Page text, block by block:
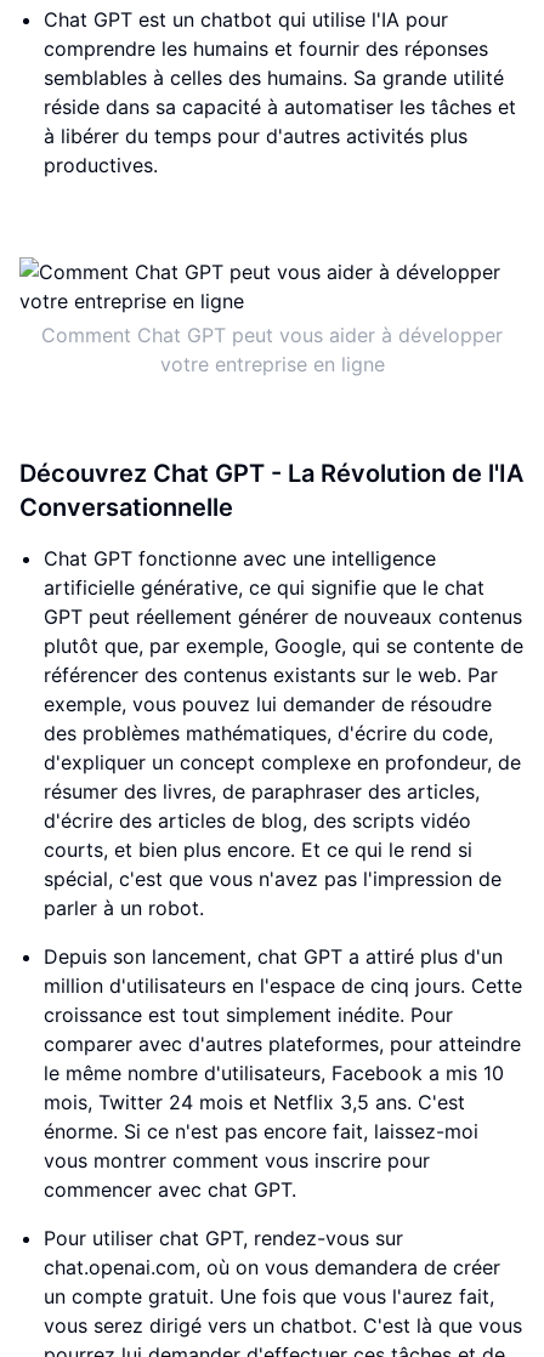
Chat GPT est un chatbot qui utilise l'IA pour
comprendre les humains et fournir des réponses
semblables à celles des humains. Sa grande utilité
réside dans sa capacité à automatiser les tâches et
à libérer du temps pour d'autres activités plus
productives.
Comment Chat GPT peut vous aider à développer
votre entreprise en ligne
Découvrez Chat GPT - La Révolution de l'IA
Conversationnelle
Chat GPT fonctionne avec une intelligence
artificielle générative, ce qui signifie que le chat
GPT peut réellement générer de nouveaux contenus
plutôt que, par exemple, Google, qui se contente de
référencer des contenus existants sur le web. Par
exemple, vous pouvez lui demander de résoudre
des problèmes mathématiques, d'écrire du code,
d'expliquer un concept complexe en profondeur, de
résumer des livres, de paraphraser des articles,
d'écrire des articles de blog, des scripts vidéo
courts, et bien plus encore. Et ce qui le rend si
spécial, c'est que vous n'avez pas l'impression de
parler à un robot.
Depuis son lancement, chat GPT a attiré plus d'un
million d'utilisateurs en l'espace de cinq jours. Cette
croissance est tout simplement inédite. Pour
comparer avec d'autres plateformes, pour atteindre
le même nombre d'utilisateurs, Facebook a mis 10
mois, Twitter 24 mois et Netflix 3,5 ans. C'est
énorme. Si ce n'est pas encore fait, laissez-moi
vous montrer comment vous inscrire pour
commencer avec chat GPT.
Pour utiliser chat GPT, rendez-vous sur
chat.openai.com, où on vous demandera de créer
un compte gratuit. Une fois que vous l'aurez fait,
vous serez dirigé vers un chatbot. C'est là que vous